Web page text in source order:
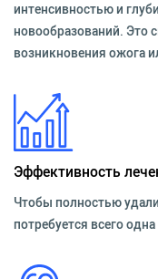
интенсивностью и
новообразований. Это
возникновения ожога
Эффективность
Чтобы полностью
потребуется всего